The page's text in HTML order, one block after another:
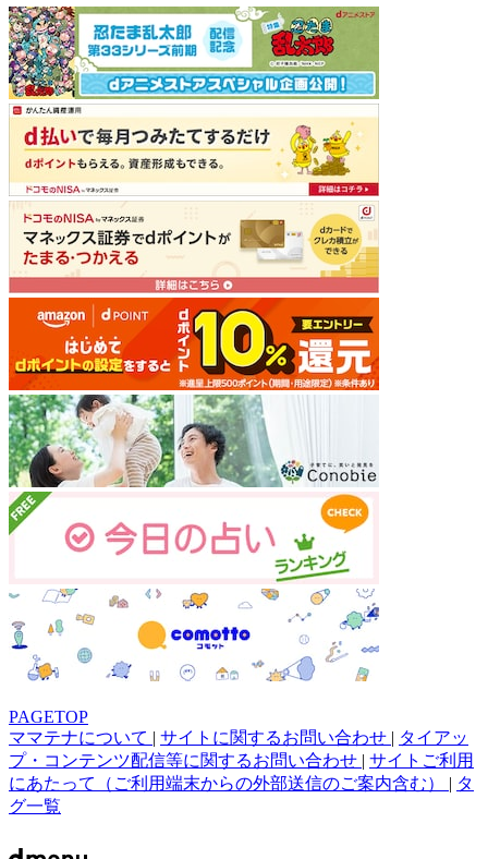
PAGETOP
ママテナについて | サイトに関するお問い合わせ | タイアッ
プ・コンテンツ配信等に関するお問い合わせ | サイトご利用
にあたって（ご利用端末からの外部送信のご案内含む） | タ
グ一覧